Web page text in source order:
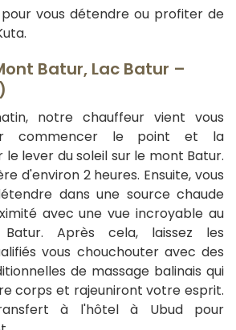
vous détendre ou profiter de
Batur, Lac Batur –
notre chauffeur vient vous
commencer le point et la
lever du soleil sur le mont Batur.
d'environ 2 heures. Ensuite, vous
dans une source chaude
avec une vue incroyable au
Après cela, laissez les
vous chouchouter avec des
de massage balinais qui
corps et rajeuniront votre esprit.
à l'hôtel à Ubud pour